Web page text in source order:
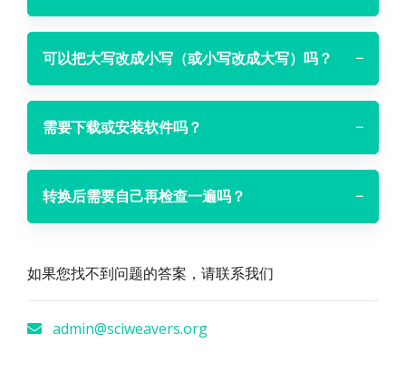
可以把大写改成小写（或小写改成大写）吗？ −
需要下载或安装软件吗？ −
转换后需要自己再检查一遍吗？ −
如果您找不到问题的答案，请联系我们
admin@sciweavers.org